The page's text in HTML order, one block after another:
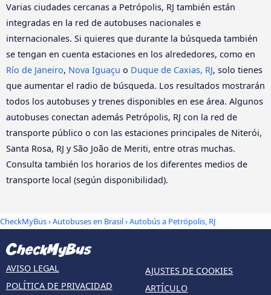
Varias ciudades cercanas a Petrópolis, RJ también están
integradas en la red de autobuses nacionales e
internacionales. Si quieres que durante la búsqueda también
se tengan en cuenta estaciones en los alrededores, como en
Río de Janeiro, Nova Iguaçu o Duque de Caxias, RJ, solo tienes
que aumentar el radio de búsqueda. Los resultados mostrarán
todos los autobuses y trenes disponibles en ese área. Algunos
autobuses conectan además Petrópolis, RJ con la red de
transporte público o con las estaciones principales de Niterói,
Santa Rosa, RJ y São João de Meriti, entre otras muchas.
Consulta también los horarios de los diferentes medios de
transporte local (según disponibilidad).
CheckMyBus›Autobuses en Brasil› Autobús a Petrópolis, RJ
AVISO LEGAL
POLÍTICA DE PRIVACIDAD
AJUSTES DE COOKIES
ARTÍCULO